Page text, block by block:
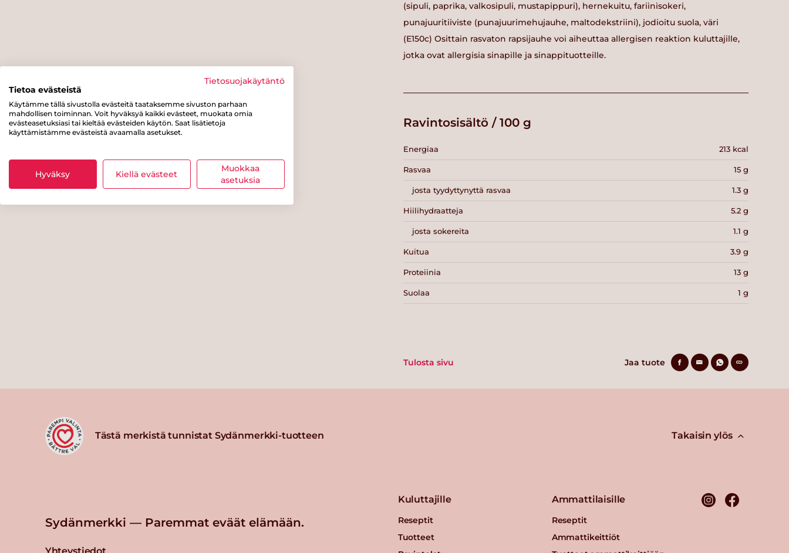
(sipuli, paprika, valkosipuli, mustapippuri), hernekuitu, fariinisokeri,
punajuuritiiviste (punajuurimehujauhe, maltodekstriini), jodioitu suola, väri
(E150c) Osittain rasvaton rapsijauhe voi aiheuttaa allergisen reaktion kuluttajille,
jotka ovat allergisia sinapille ja sinappituotteille.
Ravintosisältö / 100 g
Energiaa 213 kcal
Rasvaa 15 g
josta tyydyttynyttä rasvaa 1.3 g
Hiilihydraatteja 5.2 g
josta sokereita 1.1 g
Kuitua 3.9 g
Proteiinia 13 g
Suolaa 1 g
Tulosta sivu Jaa tuote
Tästä merkistä tunnistat Sydänmerkki-tuotteen Takaisin ylös
Sydänmerkki — Paremmat eväät elämään.
Kuluttajille
Reseptit
Tuotteet
Ammattilaisille
Reseptit
Ammattikeittiöt
Tietosuojakäytäntö
Tietoa evästeistä
Käytämme tällä sivustolla evästeitä taataksemme sivuston parhaan
mahdollisen toiminnan. Voit hyväksyä kaikki evästeet, muokata omia
evästeasetuksiasi tai kieltää evästeiden käytön. Saat lisätietoja
käyttämistämme evästeistä avaamalla asetukset.
Hyväksy Kiellä evästeet
Muokkaa
asetuksia